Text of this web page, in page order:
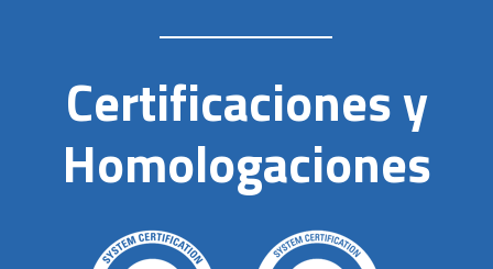
Certificaciones y
Homologaciones